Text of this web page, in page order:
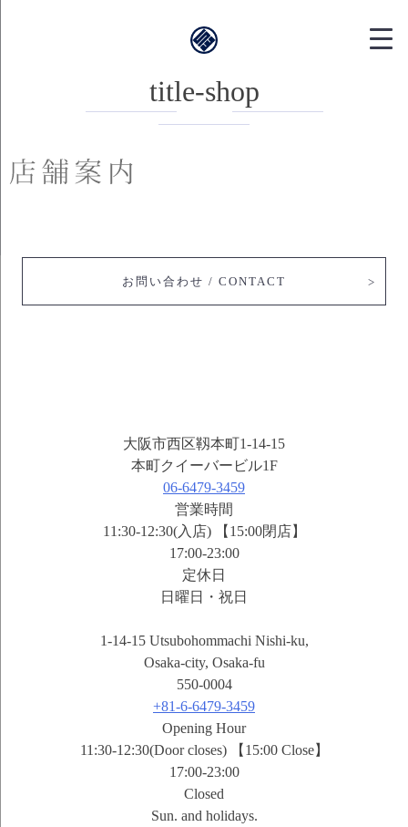
靱本町がく｜
title-shop
お問い合わせ / CONTACT
大阪市西区靱本町1-14-15
本町クイーバービル1F
06-6479-3459
営業時間
11:30-12:30(入店) 【15:00閉店】
17:00-23:00
定休日
日曜日・祝日
1-14-15 Utsubohommachi Nishi-ku,
Osaka-city, Osaka-fu
550-0004
+81-6-6479-3459
Opening Hour
11:30-12:30(Door closes) 【15:00 Close】
17:00-23:00
Closed
Sun. and holidays.